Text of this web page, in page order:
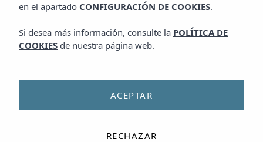
en el apartado CONFIGURACIÓN DE COOKIES.
Si desea más información, consulte la POLÍTICA DE
COOKIES de nuestra página web.
RECHAZAR
ACEPTAR